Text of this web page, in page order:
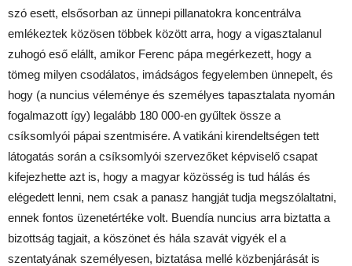
szó esett, elsősorban az ünnepi pillanatokra koncentrálva
emlékeztek közösen többek között arra, hogy a vigasztalanul
zuhogó eső elállt, amikor Ferenc pápa megérkezett, hogy a
tömeg milyen csodálatos, imádságos fegyelemben ünnepelt, és
hogy (a nuncius véleménye és személyes tapasztalata nyomán
fogalmazott így) legalább 180 000-en gyűltek össze a
csíksomlyói pápai szentmisére. A vatikáni kirendeltségen tett
látogatás során a csíksomlyói szervezőket képviselő csapat
kifejezhette azt is, hogy a magyar közösség is tud hálás és
elégedett lenni, nem csak a panasz hangját tudja megszólaltatni,
ennek fontos üzenetértéke volt. Buendía nuncius arra biztatta a
bizottság tagjait, a köszönet és hála szavát vigyék el a
szentatyának személyesen, biztatása mellé közbenjárását is